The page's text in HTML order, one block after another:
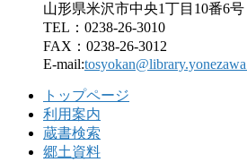
山形県米沢市中央1丁目10番6号
TEL：0238-26-3010
FAX：0238-26-3012
E-mail:
トップページ
利用案内
蔵書検索
郷土資料